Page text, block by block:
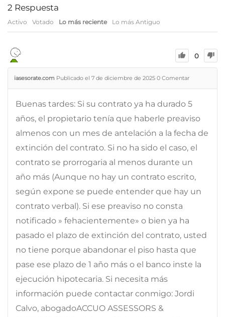
2 Respuesta
Activo Votado Lo más reciente Lo más Antiguo
0
iasesorate.com Publicado el 7 de diciembre de 2025 0 Comentar
Buenas tardes: Si su contrato ya ha durado 5
años, el propietario tenía que haberle preaviso
almenos con un mes de antelación a la fecha de
extinción del contrato. Si no ha sido el caso, el
contrato se prorrogaria al menos durante un
año más (Aunque no hay un contrato escrito,
según expone se puede entender que hay un
contrato verbal). Si ese preaviso no consta
notificado » fehacientemente» o bien ya ha
pasado el plazo de extinción del contrato, usted
no tiene porque abandonar el piso hasta que
pase ese plazo de 1 año más o el banco inste la
ejecución hipotecaria. Si necesita más
información puede contactar conmigo: Jordi
Calvo, abogadoACCUO ASSESSORS &